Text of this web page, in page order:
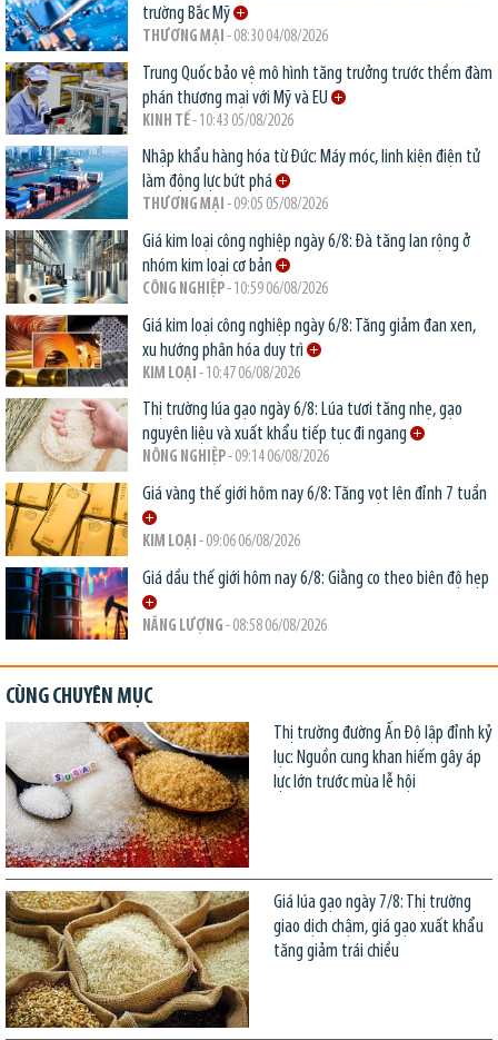
trường Bắc Mỹ
THƯƠNG MẠI - 08:30 04/08/2026
Trung Quốc bảo vệ mô hình tăng trưởng trước thềm đàm
phán thương mại với Mỹ và EU
KINH TẾ- 10:43 05/08/2026
Nhập khẩu hàng hóa từ Đức: Máy móc, linh kiện điện tử
làm động lực bứt phá
THƯƠNG MẠI - 09:05 05/08/2026
Giá kim loại công nghiệp ngày 6/8: Đà tăng lan rộng ở
nhóm kim loại cơ bản
CÔNG NGHIỆP- 10:59 06/08/2026
Giá kim loại công nghiệp ngày 6/8: Tăng giảm đan xen,
xu hướng phân hóa duy trì
KIM LOẠI - 10:47 06/08/2026
Thị trường lúa gạo ngày 6/8: Lúa tươi tăng nhẹ, gạo
nguyên liệu và xuất khẩu tiếp tục đi ngang
NÔNG NGHIỆP- 09:14 06/08/2026
Giá vàng thế giới hôm nay 6/8: Tăng vọt lên đỉnh 7 tuần
KIM LOẠI - 09:06 06/08/2026
Giá dầu thế giới hôm nay 6/8: Giằng co theo biên độ hẹp
NĂNG LƯỢNG - 08:58 06/08/2026
CÙNG CHUYÊN MỤC
Thị trường đường Ấn Độ lập đỉnh kỷ
lục: Nguồn cung khan hiếm gây áp
lực lớn trước mùa lễ hội
Giá lúa gạo ngày 7/8: Thị trường
giao dịch chậm, giá gạo xuất khẩu
tăng giảm trái chiều